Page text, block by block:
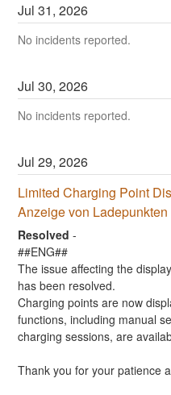
Jul31,2026
No incidents reported.
Jul30,2026
No incidents reported.
Jul29,2026
Limited Charging Point
Anzeige von Ladepunkten
Resolved -
##ENG##
The issue affecting the
has been resolved.
Charging points are now
functions, including manual
charging sessions, are
Thank you for your patience